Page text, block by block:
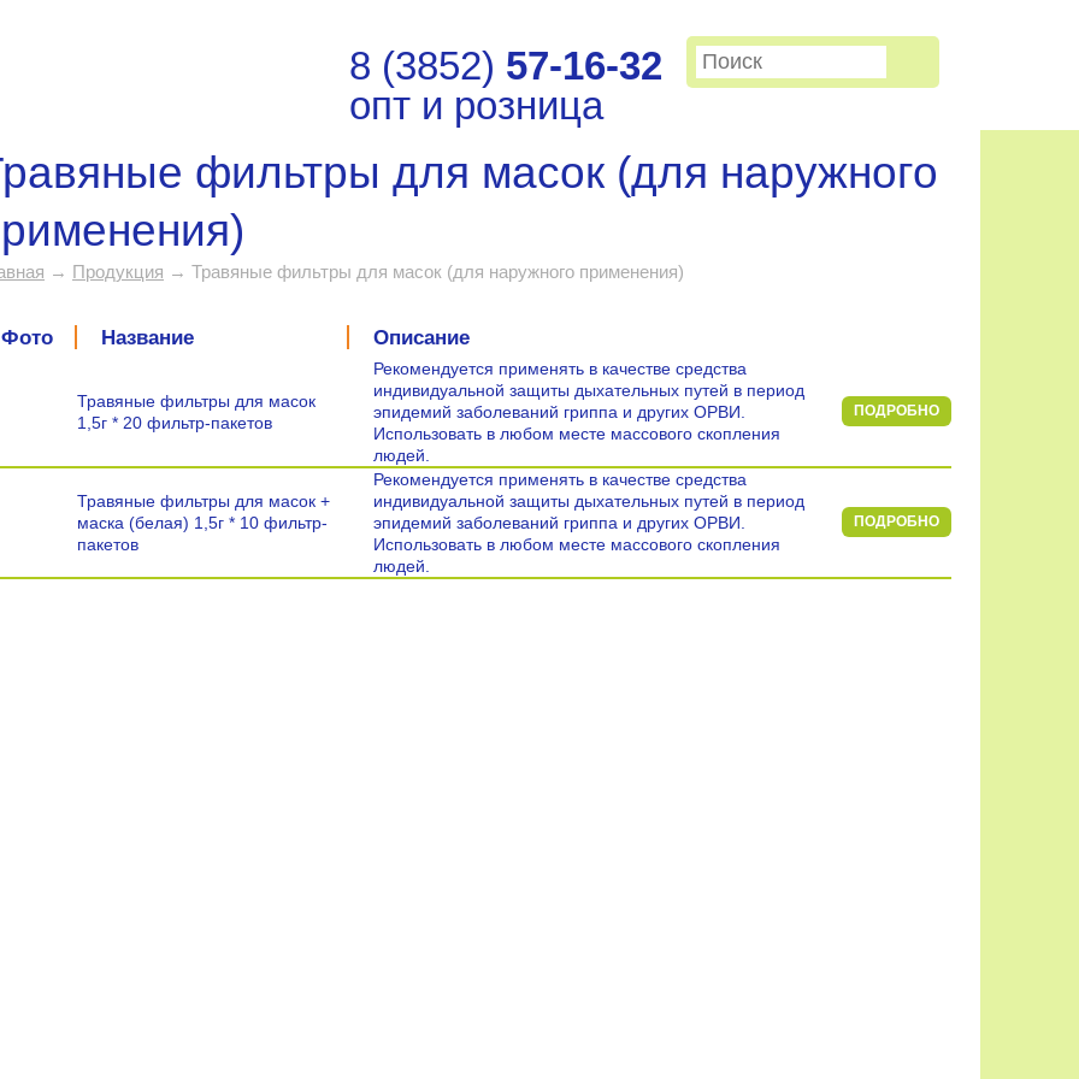
8 (3852) 57-16-32
опт и розница
фильтры для масок (для наружного
→ Продукция → Травяные фильтры для масок (для наружного применения)
Фото Название Описание
Травяные фильтры для масок
1,5г * 20 фильтр-пакетов
Рекомендуется применять в качестве средства
индивидуальной защиты дыхательных путей в период
эпидемий заболеваний гриппа и других ОРВИ.
Использовать в любом месте массового скопления
людей.
ПОДРОБНО
Травяные фильтры для масок +
маска (белая) 1,5г * 10 фильтр-
пакетов
Рекомендуется применять в качестве средства
индивидуальной защиты дыхательных путей в период
эпидемий заболеваний гриппа и других ОРВИ.
Использовать в любом месте массового скопления
людей.
ПОДРОБНО